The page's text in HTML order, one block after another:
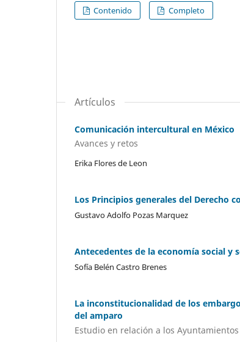
Contenido Completo
Artículos
Comunicación intercultural en México
Avances y retos
Erika Flores de Leon
Los Principios generales del Derecho
Gustavo Adolfo Pozas Marquez
Antecedentes de la economía social y
Sofía Belén Castro Brenes
La inconstitucionalidad de los
del amparo
Estudio en relación a los Ayuntamientos